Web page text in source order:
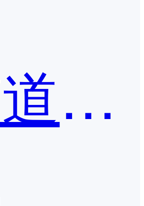
有道云笔记